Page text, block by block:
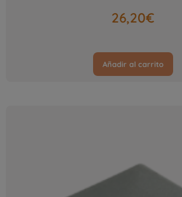
26,20€
Añadir al carrito